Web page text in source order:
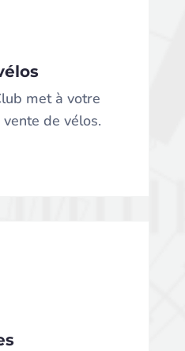
met à votre
de vélos.
met à votre
vente de vélos.
type de